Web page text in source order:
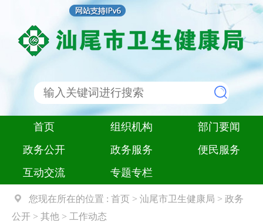
首页 组织机构
部门要闻
政务公开
政务服务
便民服务
互动交流
专题专栏
您现在所在的位置 : 首页 > 汕尾市卫生健康局 > 政务
公开 > 其他 > 工作动态